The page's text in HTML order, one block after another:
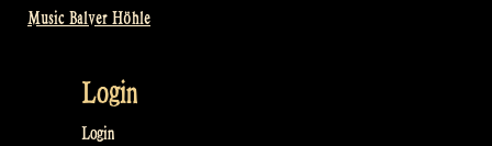
navigatie
Music Balver Höhle
Login
Login